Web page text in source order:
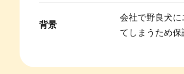
背景
会社で野良犬
てしまうため保